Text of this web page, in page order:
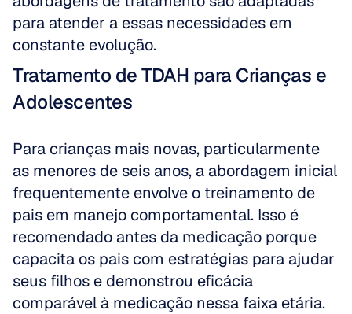
para atender a essas necessidades em
constante evolução.
Tratamento de TDAH para Crianças e
Adolescentes
Para crianças mais novas, particularmente
as menores de seis anos, a abordagem inicial
frequentemente envolve o treinamento de
pais em manejo comportamental. Isso é
recomendado antes da medicação porque
capacita os pais com estratégias para ajudar
seus filhos e demonstrou eficácia
comparável à medicação nessa faixa etária.